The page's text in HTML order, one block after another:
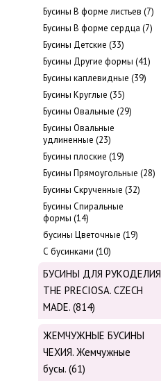
Бусины В форме листьев (7)
Бусины В форме сердца (7)
Бусины Детские (33)
Бусины Другие формы (41)
Бусины каплевидные (39)
Бусины Круглые (35)
Бусины Овальные (29)
Бусины Овальные
удлиненные (23)
Бусины плоские (19)
Бусины Прямоугольные (28)
Бусины Скрученные (32)
Бусины Спиральные
формы (14)
бусины Цветочные (19)
С бусинками (10)
БУСИНЫ ДЛЯ РУКОДЕЛИЯ
THE PRECIOSA. CZECH
MADE. (814)
ЖЕМЧУЖНЫЕ БУСИНЫ
ЧЕХИЯ. Жемчужные
бусы. (61)